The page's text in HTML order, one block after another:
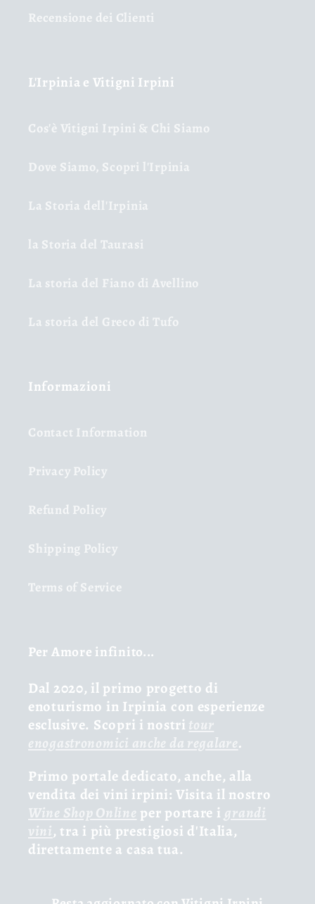
Recensione dei Clienti
L'Irpinia e Vitigni Irpini
Cos'è Vitigni Irpini & Chi Siamo
Dove Siamo, Scopri l'Irpinia
La Storia dell'Irpinia
la Storia del Taurasi
La storia del Fiano di Avellino
La storia del Greco di Tufo
Informazioni
Contact Information
Privacy Policy
Refund Policy
Shipping Policy
Terms of Service
Per Amore infinito...
Dal 2020, il primo progetto di
enoturismo in Irpinia con esperienze
esclusive. Scopri i nostri tour
enogastronomici anche da regalare.
Primo portale dedicato, anche, alla
vendita dei vini irpini: Visita il nostro
Wine Shop Online per portare i grandi
vini, tra i più prestigiosi d'Italia,
direttamente a casa tua.